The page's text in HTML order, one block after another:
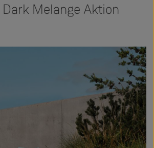
Melange Aktion